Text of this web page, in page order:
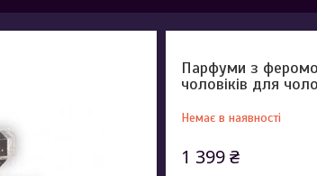
Парфуми з
чоловіків для
Немає в наявності
1 399 ₴